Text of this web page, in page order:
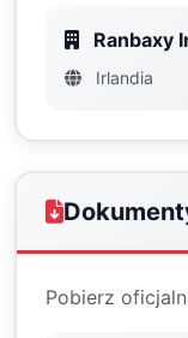
Ranbaxy
Irlandia
Pobierz